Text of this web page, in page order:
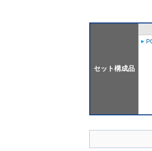
セット構成品